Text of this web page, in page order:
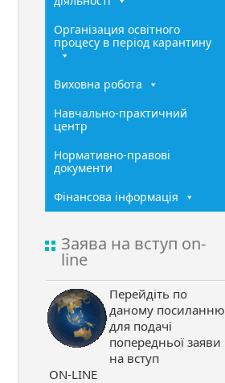
Організация освітного
процесу в період карантину
Виховна робота
Навчально-практичний
центр
Нормативно-правові
документи
Фінансова інформація
Заява на вступ on-
line
Перейдіть по
даному посиланню
для подачі
попередньої заяви
на вступ
ON-LINE